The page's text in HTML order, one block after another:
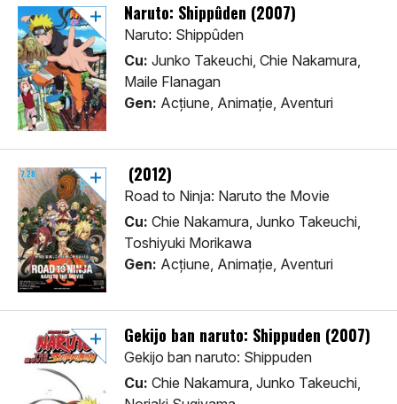
Naruto: Shippûden (2007)
Naruto: Shippûden
Cu: Junko Takeuchi, Chie Nakamura,
Maile Flanagan
Gen: Acţiune, Animaţie, Aventuri
(2012)
Road to Ninja: Naruto the Movie
Cu: Chie Nakamura, Junko Takeuchi,
Toshiyuki Morikawa
Gen: Acţiune, Animaţie, Aventuri
Gekijo ban naruto: Shippuden (2007)
Gekijo ban naruto: Shippuden
Cu: Chie Nakamura, Junko Takeuchi,